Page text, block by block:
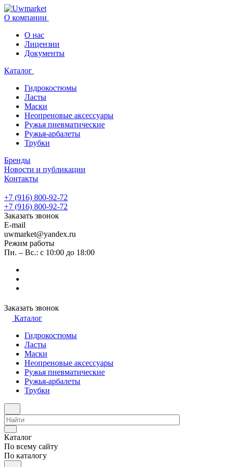
О компании
О нас
Лицензии
Документы
Каталог
Гидрокостюмы
Ласты
Маски
Неопреновые аксессуары
Ружья пневматические
Ружья-арбалеты
Трубки
Бренды
Новости и публикации
Контакты
+7 (916) 800-92-72
+7 (916) 800-92-72
Заказать звонок
E-mail
uwmarket@yandex.ru
Режим работы
Пн. – Вс.: с 10:00 до 18:00
Заказать звонок
Каталог
Гидрокостюмы
Ласты
Маски
Неопреновые аксессуары
Ружья пневматические
Ружья-арбалеты
Трубки
Каталог
По всему сайту
По каталогу